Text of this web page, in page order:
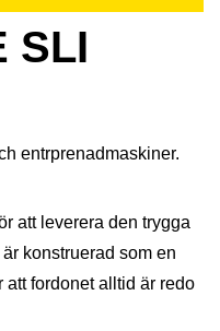
SLI
entrprenadmaskiner.
att leverera den trygga
konstruerad som en
fordonet alltid är redo